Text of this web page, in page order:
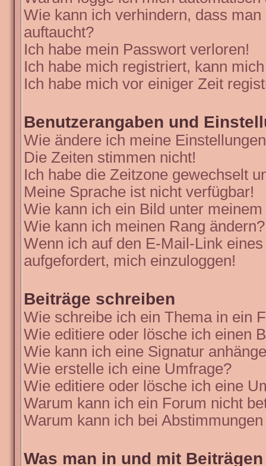
Wie kann ich verhindern, dass
auftaucht?
Ich habe mein Passwort verloren!
Ich habe mich registriert, kann
Ich habe mich vor einiger Zeit
Benutzerangaben und
Wie ändere ich meine
Die Zeiten stimmen nicht!
Ich habe die Zeitzone gewechselt
Meine Sprache ist nicht verfügbar!
Wie kann ich ein Bild unter
Wie kann ich meinen Rang ändern?
Wenn ich auf den E-Mail-Link
aufgefordert, mich einzuloggen!
Beiträge schreiben
Wie schreibe ich ein Thema in ein
Wie editiere oder lösche ich einen
Wie kann ich eine Signatur
Wie erstelle ich eine Umfrage?
Wie editiere oder lösche ich eine
Warum kann ich ein Forum nicht
Warum kann ich bei
Was man in und mit